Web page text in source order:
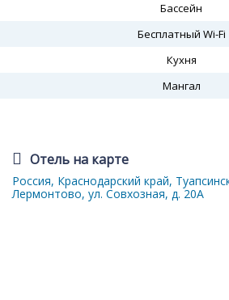
Бассейн
Бесплатный Wi-Fi
Кухня
Мангал
Отель на карте
Россия, Краснодарский край,
Лермонтово, ул. Совхозная, д. 20А